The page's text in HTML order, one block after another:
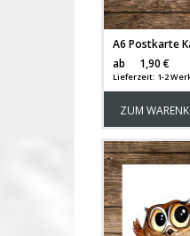
ab
1,90 €
Lieferzeit: 1-2
ZUM